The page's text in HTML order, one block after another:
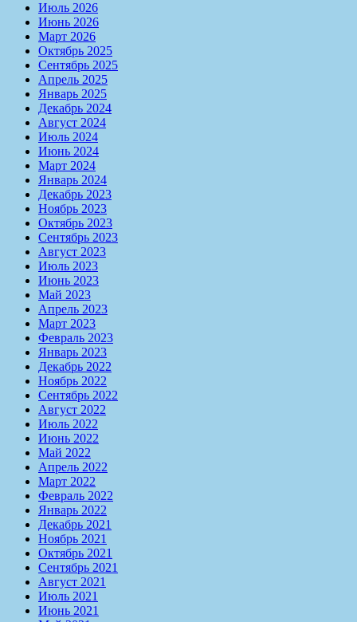
Июль 2026
Июнь 2026
Март 2026
Октябрь 2025
Сентябрь 2025
Апрель 2025
Январь 2025
Декабрь 2024
Август 2024
Июль 2024
Июнь 2024
Март 2024
Январь 2024
Декабрь 2023
Ноябрь 2023
Октябрь 2023
Сентябрь 2023
Август 2023
Июль 2023
Июнь 2023
Май 2023
Апрель 2023
Март 2023
Февраль 2023
Январь 2023
Декабрь 2022
Ноябрь 2022
Сентябрь 2022
Август 2022
Июль 2022
Июнь 2022
Май 2022
Апрель 2022
Март 2022
Февраль 2022
Январь 2022
Декабрь 2021
Ноябрь 2021
Октябрь 2021
Сентябрь 2021
Август 2021
Июль 2021
Июнь 2021